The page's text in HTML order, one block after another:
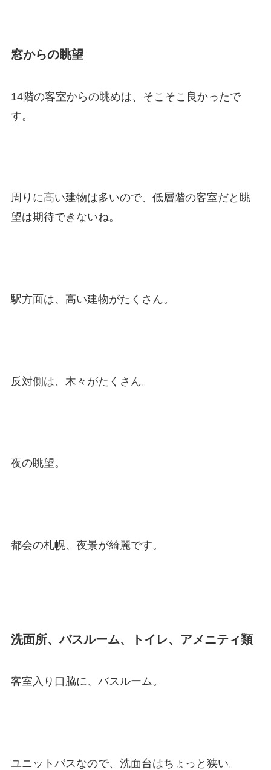
窓からの眺望
14階の客室からの眺めは、そこそこ良かったで
す。
周りに高い建物は多いので、低層階の客室だと眺
望は期待できないね。
駅方面は、高い建物がたくさん。
反対側は、木々がたくさん。
夜の眺望。
都会の札幌、夜景が綺麗です。
洗面所、バスルーム、トイレ、アメニティ類
客室入り口脇に、バスルーム。
ユニットバスなので、洗面台はちょっと狭い。